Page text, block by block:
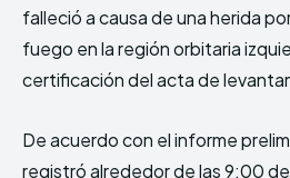
falleció a causa de una herida
fuego en la región orbitaria
certificación del acta de
De acuerdo con el informe
registró alrededor de las 9:00